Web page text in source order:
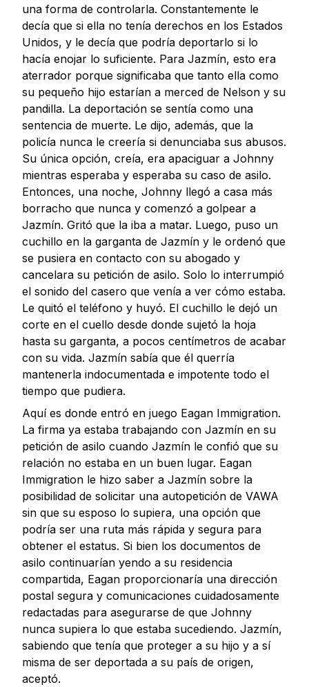
una forma de controlarla. Constantemente le
decía que si ella no tenía derechos en los Estados
Unidos, y le decía que podría deportarlo si lo
hacía enojar lo suficiente. Para Jazmín, esto era
aterrador porque significaba que tanto ella como
su pequeño hijo estarían a merced de Nelson y su
pandilla. La deportación se sentía como una
sentencia de muerte. Le dijo, además, que la
policía nunca le creería si denunciaba sus abusos.
Su única opción, creía, era apaciguar a Johnny
mientras esperaba y esperaba su caso de asilo.
Entonces, una noche, Johnny llegó a casa más
borracho que nunca y comenzó a golpear a
Jazmín. Gritó que la iba a matar. Luego, puso un
cuchillo en la garganta de Jazmín y le ordenó que
se pusiera en contacto con su abogado y
cancelara su petición de asilo. Solo lo interrumpió
el sonido del casero que venía a ver cómo estaba.
Le quitó el teléfono y huyó. El cuchillo le dejó un
corte en el cuello desde donde sujetó la hoja
hasta su garganta, a pocos centímetros de acabar
con su vida. Jazmín sabía que él querría
mantenerla indocumentada e impotente todo el
tiempo que pudiera.
Aquí es donde entró en juego Eagan Immigration.
La firma ya estaba trabajando con Jazmín en su
petición de asilo cuando Jazmín le confió que su
relación no estaba en un buen lugar. Eagan
Immigration le hizo saber a Jazmín sobre la
posibilidad de solicitar una autopetición de VAWA
sin que su esposo lo supiera, una opción que
podría ser una ruta más rápida y segura para
obtener el estatus. Si bien los documentos de
asilo continuarían yendo a su residencia
compartida, Eagan proporcionaría una dirección
postal segura y comunicaciones cuidadosamente
redactadas para asegurarse de que Johnny
nunca supiera lo que estaba sucediendo. Jazmín,
sabiendo que tenía que proteger a su hijo y a sí
misma de ser deportada a su país de origen,
aceptó.